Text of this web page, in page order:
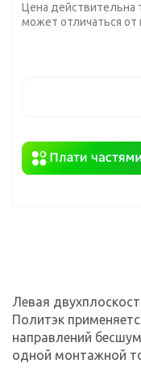
Цена действительна
может отличаться от
Левая
Политэк
направлений
одной монтажной